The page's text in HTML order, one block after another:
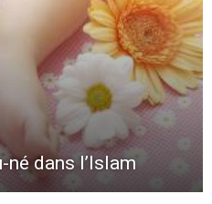
dans l’Islam